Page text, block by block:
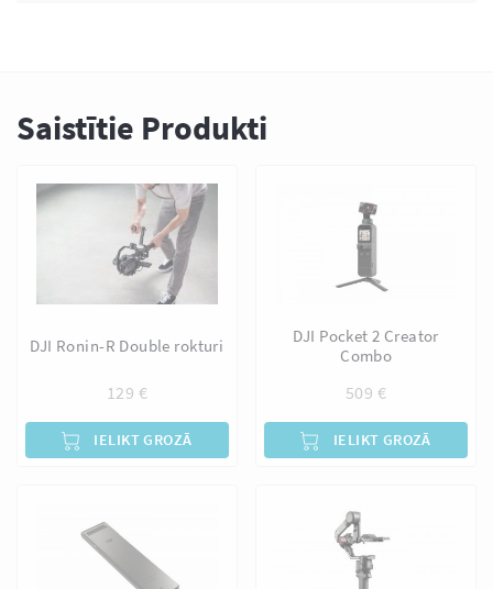
Saistītie Produkti
DJI Ronin-R Double rokturi
129 €
IELIKT GROZĀ
DJI Pocket 2 Creator
Combo
509 €
IELIKT GROZĀ